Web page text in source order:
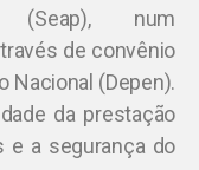
(Seap), num
de convênio
Nacional (Depen).
da prestação
e a segurança do